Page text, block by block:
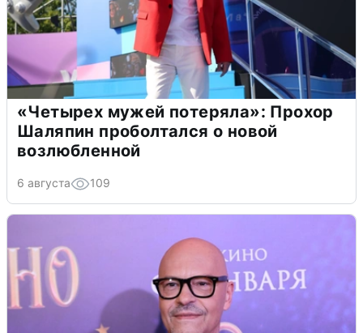
«Четырех мужей потеряла»: Прохор
Шаляпин проболтался о новой
возлюбленной
6 августа 109